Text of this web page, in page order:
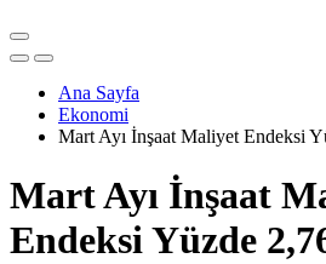
Ana Sayfa
Ekonomi
Mart Ayı İnşaat Maliyet Endeksi
Mart Ayı İnşaat
Endeksi Yüzde